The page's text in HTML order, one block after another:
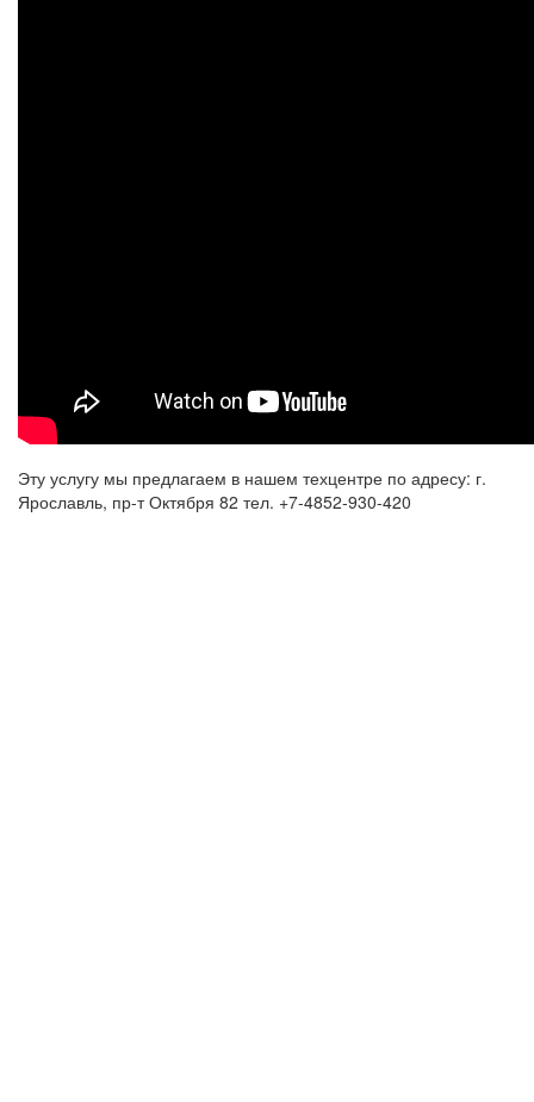
Эту услугу мы предлагаем в нашем техцентре по адресу: г.
Ярославль, пр-т Октября 82 тел. +7-4852-930-420